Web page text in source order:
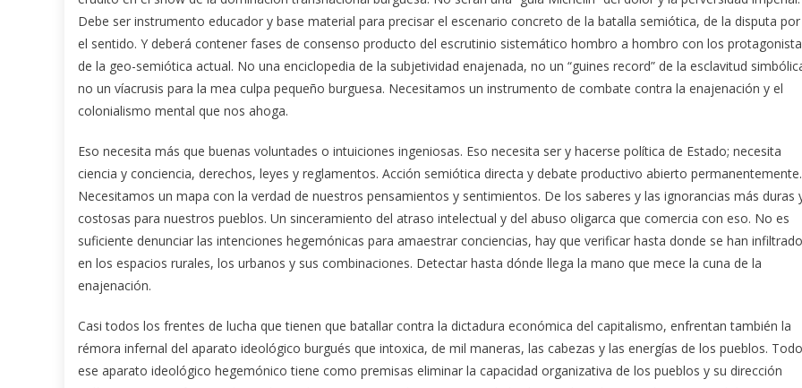
Debe ser instrumento educador y base material para precisar el escenario concreto de la batalla semiótica, de la disputa por
el sentido. Y deberá contener fases de consenso producto del escrutinio sistemático hombro a hombro con los
de la geo-semiótica actual. No una enciclopedia de la subjetividad enajenada, no un “guines record” de la esclavitud
no un víacrusis para la mea culpa pequeño burguesa. Necesitamos un instrumento de combate contra la enajenación y el
colonialismo mental que nos ahoga.
Eso necesita más que buenas voluntades o intuiciones ingeniosas. Eso necesita ser y hacerse política de Estado; necesita
ciencia y conciencia, derechos, leyes y reglamentos. Acción semiótica directa y debate productivo abierto permanentemente.
Necesitamos un mapa con la verdad de nuestros pensamientos y sentimientos. De los saberes y las ignorancias más duras
costosas para nuestros pueblos. Un sinceramiento del atraso intelectual y del abuso oligarca que comercia con eso. No es
suficiente denunciar las intenciones hegemónicas para amaestrar conciencias, hay que verificar hasta donde se han infiltrado
en los espacios rurales, los urbanos y sus combinaciones. Detectar hasta dónde llega la mano que mece la cuna de la
enajenación.
Casi todos los frentes de lucha que tienen que batallar contra la dictadura económica del capitalismo, enfrentan también la
rémora infernal del aparato ideológico burgués que intoxica, de mil maneras, las cabezas y las energías de los pueblos. Todo
ese aparato ideológico hegemónico tiene como premisas eliminar la capacidad organizativa de los pueblos y su dirección